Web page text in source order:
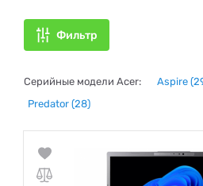
Фильтр
Серийные модели Acer: Aspire
Predator (28)